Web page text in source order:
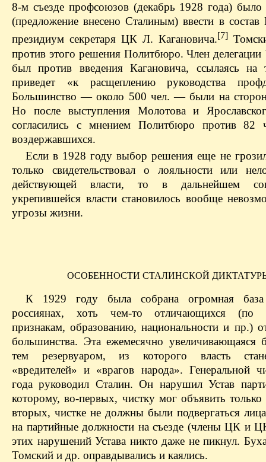
8‑м съезде профсоюзов (декабрь 1928 года) было
(предложение внесено Сталиным) ввести в
президиум секретаря ЦК Л. Кагановича.[7]
против этого решения Политбюро. Член делегации
был против введения Кагановича, ссылаясь на
приведет «к расщеплению руководства
Большинство — около 500 чел. — были на
Но после выступления Молотова и
согласились с мнением Политбюро против 82
воздержавшихся.
Если в 1928 году выбор решения еще не
только свидетельствовал о лояльности или
действующей власти, то в дальнейшем
укрепившейся власти становилось вообще
угрозы жизни.
ОСОБЕННОСТИ СТАЛИНСКОЙ
К 1929 году была собрана огромная
россиянах, хоть чем-то отличающихся (по
признакам, образованию, национальности и пр.)
большинства. Эта ежемесячно увеличивающаяся
тем резервуаром, из которого власть
«вредителей» и «врагов народа». Генеральной
года руководил Сталин. Он нарушил Устав
которому, во‑первых, чистку мог объявить
вторых, чистке не должны были подвергаться
на партийные должности на съезде (члены ЦК и
этих нарушений Устава никто даже не пикнул.
Томский и др. оправдывались и каялись.